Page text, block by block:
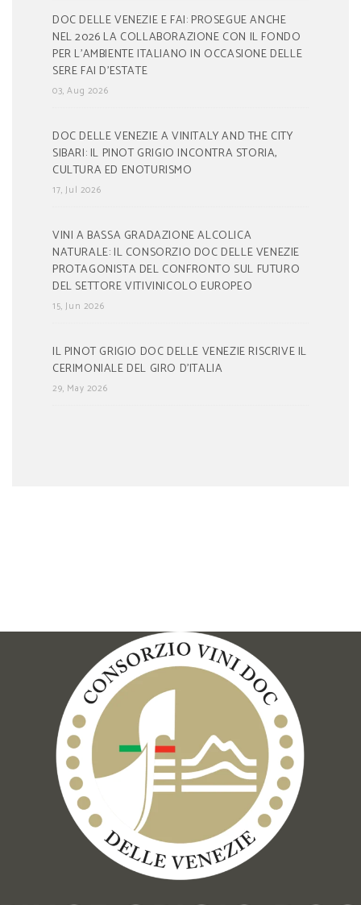
DOC DELLE VENEZIE E FAI: PROSEGUE ANCHE
NEL 2026 LA COLLABORAZIONE CON IL FONDO
PER L’AMBIENTE ITALIANO IN OCCASIONE DELLE
SERE FAI D’ESTATE
03, Aug 2026
DOC DELLE VENEZIE A VINITALY AND THE CITY
SIBARI: IL PINOT GRIGIO INCONTRA STORIA,
CULTURA ED ENOTURISMO
17, Jul 2026
VINI A BASSA GRADAZIONE ALCOLICA
NATURALE: IL CONSORZIO DOC DELLE VENEZIE
PROTAGONISTA DEL CONFRONTO SUL FUTURO
DEL SETTORE VITIVINICOLO EUROPEO
15, Jun 2026
IL PINOT GRIGIO DOC DELLE VENEZIE RISCRIVE IL
CERIMONIALE DEL GIRO D’ITALIA
29, May 2026